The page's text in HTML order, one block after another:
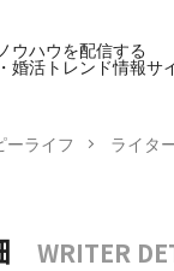
ウハウを配信する
婚活トレンド情報サ
ーライフ ライタ
WRITER